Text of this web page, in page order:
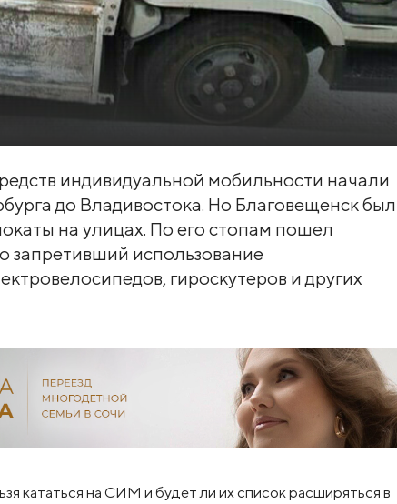
индивидуальной мобильности начали
до Владивостока. Но Благовещенск был
на улицах. По его стопам пошел
запретивший использование
гироскутеров и других
кататься на СИМ и будет ли их список расширяться в